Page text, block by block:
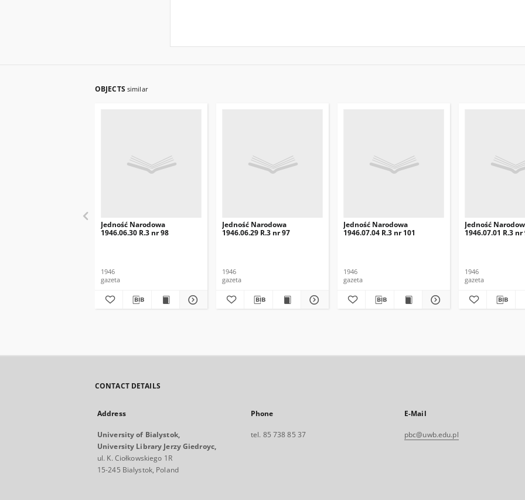
OBJECTS similar
Jedność Narodowa
1946.06.30 R.3 nr 98
1946
gazeta
Jedność Narodowa
1946.06.29 R.3 nr 97
1946
gazeta
Jedność Narodowa
1946.07.04 R.3 nr 101
1946
gazeta
Jedność
1946.07.01 R.3 nr
1946
gazeta
CONTACT DETAILS
Address
University of Bialystok,
University Library Jerzy Giedroyc,
ul. K. Ciołkowskiego 1R
15-245 Bialystok, Poland
Phone
tel. 85 738 85 37
E-Mail
pbc@uwb.edu.pl